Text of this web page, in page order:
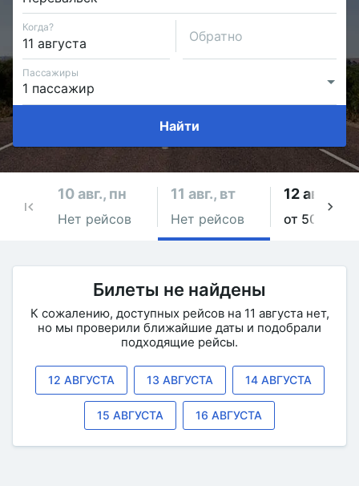
Когда?
Обратно
Пассажиры
Найти
10 авг., пн
Нет рейсов
11 авг., вт
Нет рейсов
12 авг., ср
от 5000 ₽
Билеты не найдены
К сожалению, доступных рейсов на 11 августа нет,
но мы проверили ближайшие даты и подобрали
подходящие рейсы.
12 АВГУСТА 13 АВГУСТА 14 АВГУСТА
15 АВГУСТА 16 АВГУСТА